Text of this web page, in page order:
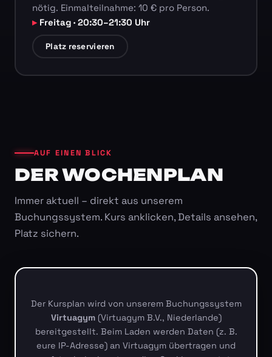
nötig. Einmalteilnahme: 10 € pro Person.
Freitag · 20:30–21:30 Uhr
Platz reservieren
AUF EINEN BLICK
DER WOCHENPLAN
Immer aktuell – direkt aus unserem
Buchungssystem. Kurs anklicken, Details ansehen,
Platz sichern.
Der Kursplan wird von unserem Buchungssystem
Virtuagym(Virtuagym B.V., Niederlande)
bereitgestellt. Beim Laden werden Daten (z. B.
eure IP-Adresse) an Virtuagym übertragen und